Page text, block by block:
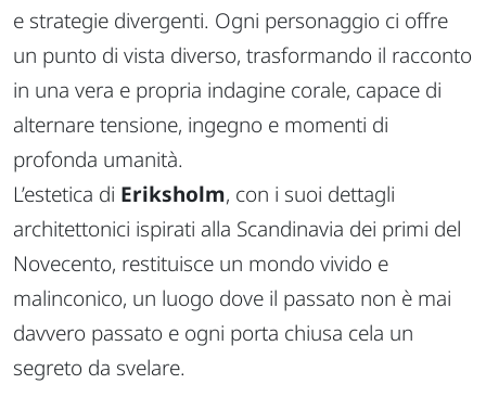
e strategie divergenti. Ogni personaggio ci offre
un punto di vista diverso, trasformando il racconto
in una vera e propria indagine corale, capace di
alternare tensione, ingegno e momenti di
profonda umanità.
L’estetica di Eriksholm, con i suoi dettagli
architettonici ispirati alla Scandinavia dei primi del
Novecento, restituisce un mondo vivido e
malinconico, un luogo dove il passato non è mai
davvero passato e ogni porta chiusa cela un
segreto da svelare.